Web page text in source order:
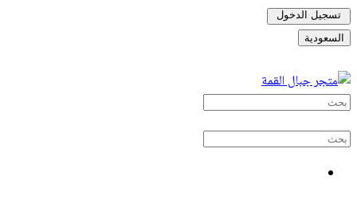
تسجيل الدخول
السعودية